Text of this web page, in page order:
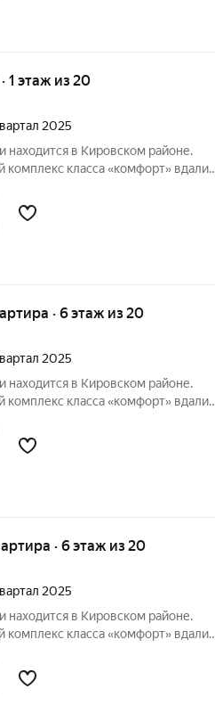
1 этаж из 20
2025
в Кировском районе.
жилой квартал состоит из трёх
· 6 этаж из 20
2025
в Кировском районе.
жилой квартал состоит из трёх
· 6 этаж из 20
2025
в Кировском районе.
жилой квартал состоит из трёх